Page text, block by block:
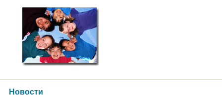
Новости